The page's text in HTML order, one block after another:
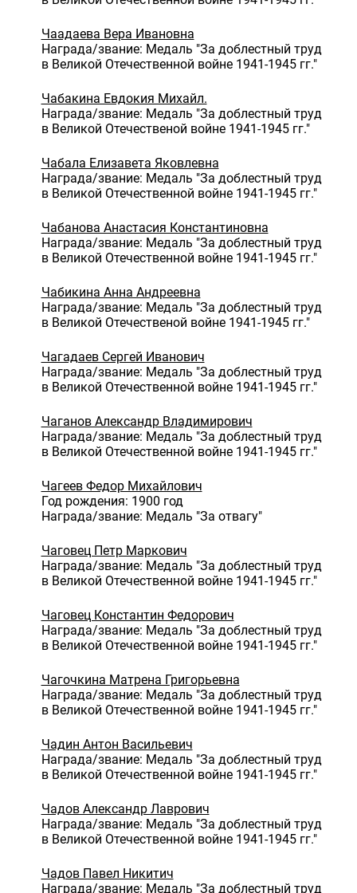
Чаадаева Вера Ивановна
Награда/звание: Медаль "За доблестный труд
в Великой Отечественной войне 1941-1945 гг."
Чабакина Евдокия Михайл.
Награда/звание: Медаль "За доблестный труд
в Великой Отечественой войне 1941-1945 гг."
Чабала Елизавета Яковлевна
Награда/звание: Медаль "За доблестный труд
в Великой Отечественной войне 1941-1945 гг."
Чабанова Анастасия Константиновна
Награда/звание: Медаль "За доблестный труд
в Великой Отечественной войне 1941-1945 гг."
Чабикина Анна Андреевна
Награда/звание: Медаль "За доблестный труд
в Великой Отечественой войне 1941-1945 гг."
Чагадаев Сергей Иванович
Награда/звание: Медаль "За доблестный труд
в Великой Отечественной войне 1941-1945 гг."
Чаганов Александр Владимирович
Награда/звание: Медаль "За доблестный труд
в Великой Отечественной войне 1941-1945 гг."
Чагеев Федор Михайлович
Год рождения: 1900 год
Награда/звание: Медаль "За отвагу"
Чаговец Петр Маркович
Награда/звание: Медаль "За доблестный труд
в Великой Отечественной войне 1941-1945 гг."
Чаговец Константин Федорович
Награда/звание: Медаль "За доблестный труд
в Великой Отечественной войне 1941-1945 гг."
Чагочкина Матрена Григорьевна
Награда/звание: Медаль "За доблестный труд
в Великой Отечественной войне 1941-1945 гг."
Чадин Антон Васильевич
Награда/звание: Медаль "За доблестный труд
в Великой Отечественной войне 1941-1945 гг."
Чадов Александр Лаврович
Награда/звание: Медаль "За доблестный труд
в Великой Отечественной войне 1941-1945 гг."
Чадов Павел Никитич
Награда/звание: Медаль "За доблестный труд